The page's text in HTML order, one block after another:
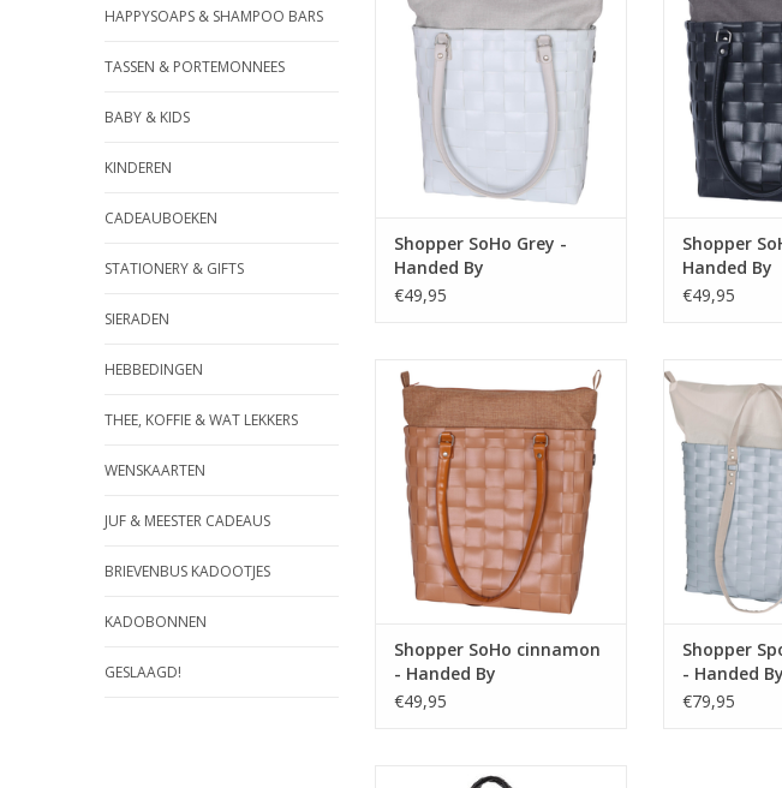
HAPPYSOAPS & SHAMPOO BARS
TASSEN & PORTEMONNEES
BABY & KIDS
KINDEREN
CADEAUBOEKEN
STATIONERY & GIFTS
SIERADEN
HEBBEDINGEN
THEE, KOFFIE & WAT LEKKERS
WENSKAARTEN
JUF & MEESTER CADEAUS
BRIEVENBUS KADOOTJES
KADOBONNEN
GESLAAGD!
tas, inzetbaar voor iedere
gelegenheid. Door de PU leren
hengsels gemakkelijk te dragen in
de hand of over je schouder.
TOEVOEGEN AAN WINKELWAGEN
Shopper SoHo Grey -
Handed By
€49,95
tas,
gelegenheid.
hengsels
de hand of
TOEVOEGEN
Shopper
Handed By
€49,95
inzetbaar voor iedere
gelegenheid. Door de PU leren
hengsels gemakkelijk te dragen in
de hand of over je schouder. Een
ideaal formaat voor een dag
naar de stad of om mee te
nemen naar kantoor.
TOEVOEGEN AAN WINKELWAGEN
Shopper SoHo cinnamon
- Handed By
€49,95
het strand,
sportschool.
schouder of
polyester
aan de
eenvoudig
veilig
TOEVOEGEN
Shopper
- Handed By
€79,95
De mooie handgevlochten tas